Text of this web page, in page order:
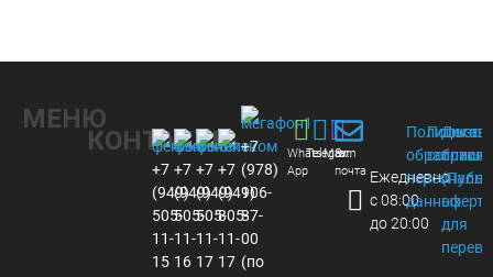
МЕНЮ
КОНТАКТЫ
+7
(949)
505-
11-
15
+7
(949)
505-
11-
16
+7
(949)
505-
11-
17
+7
(949)
805-
11-
17
+7
(978)
106-
87-
00
(по
Whats
App
Telegram
Max
Эл.
почта Ежедневно
с 08:00
до 20:00
Политика
обработки
данных
для